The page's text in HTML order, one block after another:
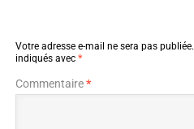
Votre adresse e-mail ne sera pas publiée.
indiqués avec *
Commentaire*